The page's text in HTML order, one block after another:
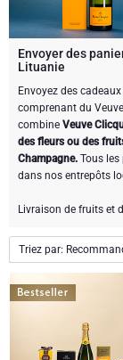
Cadeaux
Bouteille de
Marques
Dom
Moët &
Pommery
Veuve
Lanson
Cadeaux de
Bouteille de
Cadeaux
Cadeaux de
BOISSONS
Bouteille de
Cadeaux
Cadeau bière
Cadeaux
CHOCOLAT
Cadeaux au
Cadeaux
Sweet Gifts
Neuhaus
Godiva
CADEAUX
Cadeaux
LIFESTYLE
Atelier Rebul
Le Parfum de
Atelier Rebul
Cartwright &
Corné Port-
Petits
Cadeaux
Cadeaux
CADEAUX
Envoyer des
Lituanie
Envoyez des
comprenant du
combine Veuve
des fleurs ou des
Champagne. Tous
dans nos entrepôts
Livraison de fruits et
Triez par:
Recommandé
Prix par ordre